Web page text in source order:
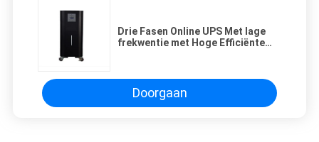
Drie Fasen Online UPS Met lage
frekwentie met Hoge Efficiënte
Doorgaan